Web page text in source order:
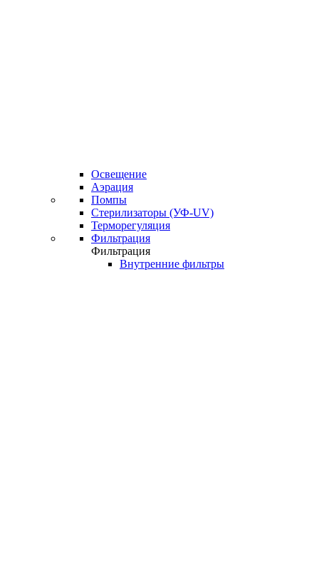
Освещение
Аэрация
Помпы
Стерилизаторы (УФ-UV)
Терморегуляция
Фильтрация
Фильтрация
Внутренние фильтры